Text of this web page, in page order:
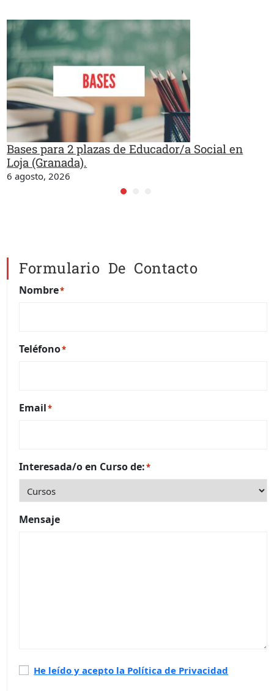
Bases para 2 plazas de Educador/a Social en
Loja (Granada).
6 agosto, 2026
Formulario De Contacto
Nombre*
Teléfono*
Email*
Interesada/o en Curso de:*
Mensaje
Política
He leído y acepto la Política de Privacidad